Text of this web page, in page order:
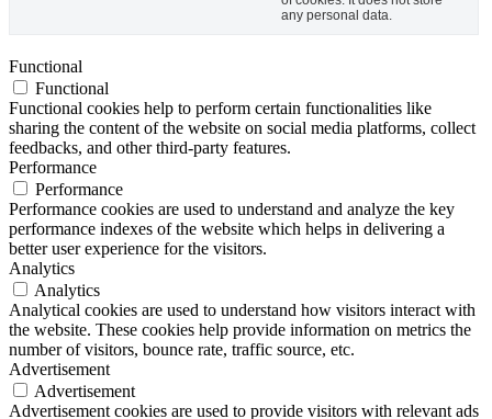
any personal data.
Functional
Functional
Functional cookies help to perform certain functionalities like
sharing the content of the website on social media platforms, collect
feedbacks, and other third-party features.
Performance
Performance
Performance cookies are used to understand and analyze the key
performance indexes of the website which helps in delivering a
better user experience for the visitors.
Analytics
Analytics
Analytical cookies are used to understand how visitors interact with
the website. These cookies help provide information on metrics the
number of visitors, bounce rate, traffic source, etc.
Advertisement
Advertisement
Advertisement cookies are used to provide visitors with relevant ads